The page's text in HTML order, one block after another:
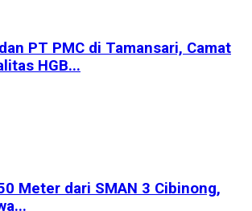
PT PMC di Tamansari, Camat
HGB...
Meter dari SMAN 3 Cibinong,